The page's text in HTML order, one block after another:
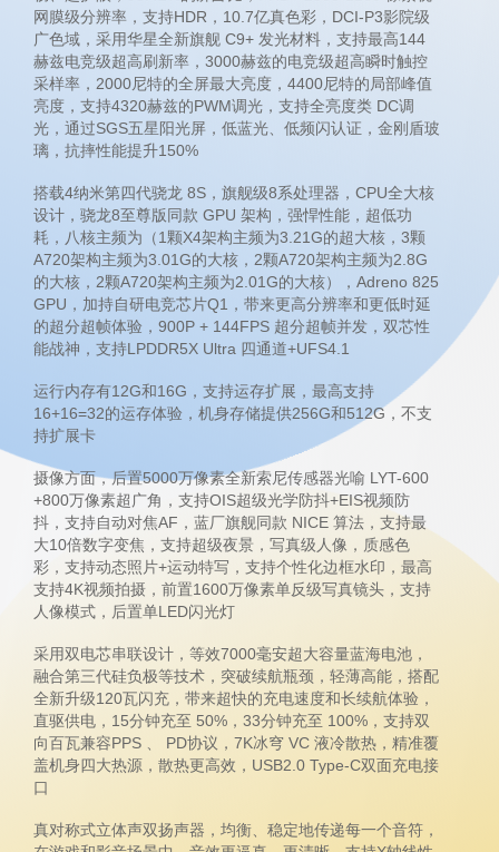
网膜级分辨率，支持HDR，10.7亿真色彩，DCI-P3影院级
广色域，采用华星全新旗舰 C9+ 发光材料，支持最高144
赫兹电竞级超高刷新率，3000赫兹的电竞级超高瞬时触控
采样率，2000尼特的全屏最大亮度，4400尼特的局部峰值
亮度，支持4320赫兹的PWM调光，支持全亮度类 DC调
光，通过SGS五星阳光屏，低蓝光、低频闪认证，金刚盾玻
璃，抗摔性能提升150%
搭载4纳米第四代骁龙 8S，旗舰级8系处理器，CPU全大核
设计，骁龙8至尊版同款 GPU 架构，强悍性能，超低功
耗，八核主频为（1颗X4架构主频为3.21G的超大核，3颗
A720架构主频为3.01G的大核，2颗A720架构主频为2.8G
的大核，2颗A720架构主频为2.01G的大核），Adreno 825
GPU，加持自研电竞芯片Q1，带来更高分辨率和更低时延
的超分超帧体验，900P + 144FPS 超分超帧并发，双芯性
能战神，支持LPDDR5X Ultra 四通道+UFS4.1
运行内存有12G和16G，支持运存扩展，最高支持
16+16=32的运存体验，机身存储提供256G和512G，不支
持扩展卡
摄像方面，后置5000万像素全新索尼传感器光喻 LYT-600
+800万像素超广角，支持OIS超级光学防抖+EIS视频防
抖，支持自动对焦AF，蓝厂旗舰同款 NICE 算法，支持最
大10倍数字变焦，支持超级夜景，写真级人像，质感色
彩，支持动态照片+运动特写，支持个性化边框水印，最高
支持4K视频拍摄，前置1600万像素单反级写真镜头，支持
人像模式，后置单LED闪光灯
采用双电芯串联设计，等效7000毫安超大容量蓝海电池，
融合第三代硅负极等技术，突破续航瓶颈，轻薄高能，搭配
全新升级120瓦闪充，带来超快的充电速度和长续航体验，
直驱供电，15分钟充至 50%，33分钟充至 100%，支持双
向百瓦兼容PPS 、 PD协议，7K冰穹 VC 液冷散热，精准覆
盖机身四大热源，散热更高效，USB2.0 Type-C双面充电接
口
真对称式立体声双扬声器，均衡、稳定地传递每一个音符，